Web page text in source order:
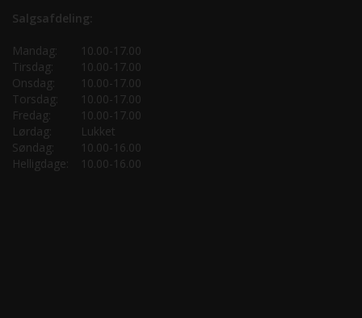
Salgsafdeling:
Mandag:
10.00-17.00
Tirsdag:
10.00-17.00
Onsdag:
10.00-17.00
Torsdag:
10.00-17.00
Fredag:
10.00-17.00
Lørdag:
Lukket
Søndag:
10.00-16.00
Helligdage:
10.00-16.00